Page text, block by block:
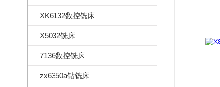
XK6132数控铣床
X5032铣床
7136数控铣床
zx6350a钻铣床